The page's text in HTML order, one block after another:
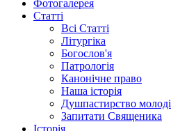
Фотогалерея
Статті
Всі Статті
Літургіка
Богослов'я
Патрологія
Канонічне право
Наша історія
Душпастирство молоді
Запитати Священика
Історія